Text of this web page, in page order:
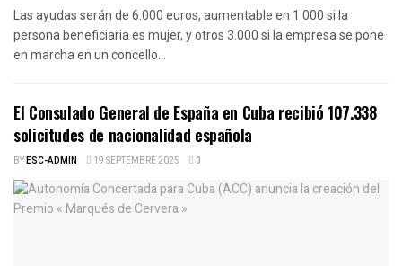
Las ayudas serán de 6.000 euros, aumentable en 1.000 si la
persona beneficiaria es mujer, y otros 3.000 si la empresa se pone
en marcha en un concello...
El Consulado General de España en Cuba recibió 107.338
solicitudes de nacionalidad española
BYESC-ADMIN 19 SEPTEMBRE 2025 0